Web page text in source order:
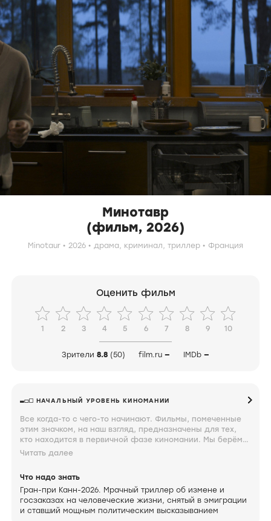
Минотавр
(фильм, 2026)
Minotaur 2026 драма, криминал, триллер Франция
Оценить фильм
1 2 3 4 5 6 7 8 9 10
Зрители 8.8 (50) film.ru — IMDb —
НАЧАЛЬНЫЙ УРОВЕНЬ КИНОМАНИИ
Все когда-то с чего-то начинают. Фильмы, помеченные
этим значком, на наш взгляд, предназначены для тех,
кто находится в первичной фазе киномании. Мы берём
такие мягкие формулировки, потому что этот период
таким значком, должен знать каждый.
Читать далее
Что надо знать
Гран-при Канн-2026. Мрачный триллер об измене и
госзаказах на человеческие жизни, снятый в эмиграции
и ставший мощным политическим высказыванием